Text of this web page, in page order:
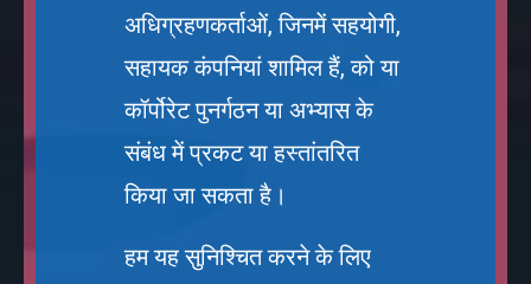
अधिग्रहणकर्ताओं, जिनमें सहयोगी,
सहायक कंपनियां शामिल हैं, को या
कॉर्पोरेट पुनर्गठन या अभ्यास के
संबंध में प्रकट या हस्तांतरित
किया जा सकता है।
हम यह सुनिश्चित करने के लिए